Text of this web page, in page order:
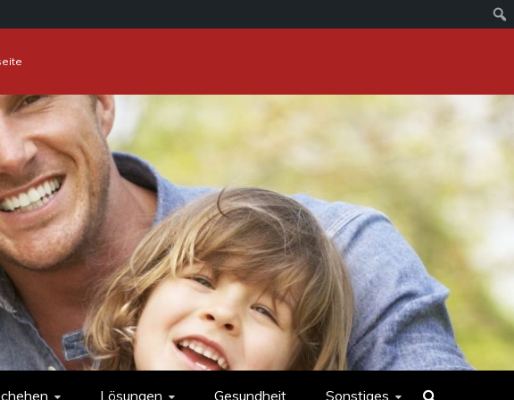
Lösungen Gesundheit Sonstiges